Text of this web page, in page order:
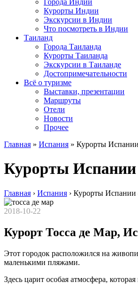
Города Индии
Курорты Индии
Экскурсии в Индии
Что посмотреть в Индии
Таиланд
Города Таиланда
Курорты Таиланда
Экскурсии в Таиланде
Достопримечательности
Всё о туризме
Выставки, презентации
Маршруты
Отели
Новости
Прочее
Главная » Испания » Курорты
Курорты Испании
Главная › Испания › Курорты Испании
2018-10-22
Курорт Тосса де Мар,
Этот городок расположился на
маленькими пляжами.
Здесь царит особая атмосфера,